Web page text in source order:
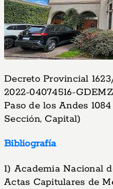
Decreto Provincial
2022-04074516-
Paso de los Andes
Sección, Capital)
Bibliografía
1) Academia Nacional
Actas Capitulares de